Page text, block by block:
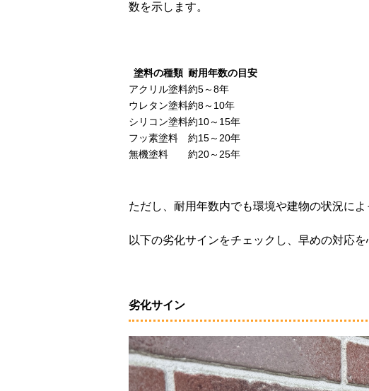
数を示します。
塗料の種類 耐用年数の目安
アクリル塗料約5～8年
ウレタン塗料約8～10年
シリコン塗料約10～15年
フッ素塗料
約15～20年
無機塗料
約20～25年
ただし、耐用年数内でも環境や建物の状況によ
以下の劣化サインをチェックし、早めの対応を
劣化サイン